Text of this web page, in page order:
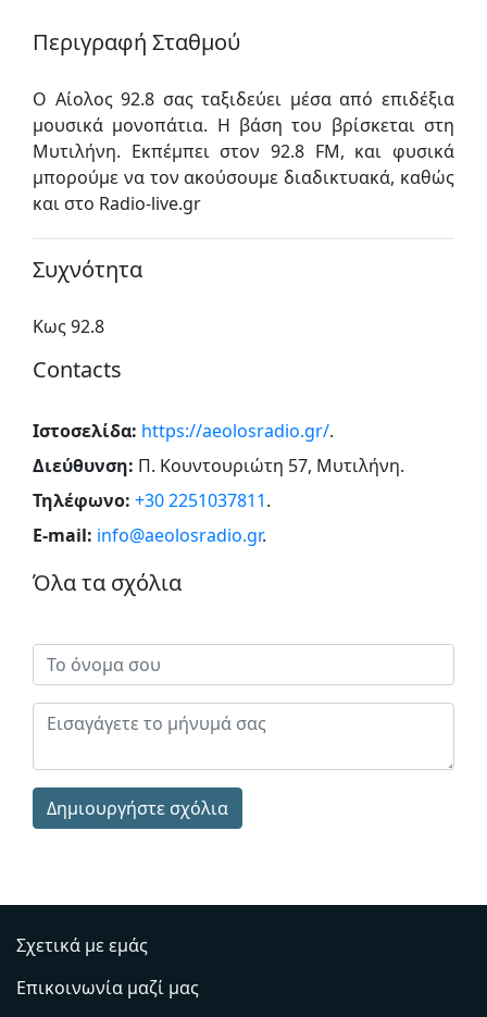
Περιγραφή Σταθμού
Ο Αίολος 92.8 σας ταξιδεύει μέσα από επιδέξια
μουσικά μονοπάτια. Η βάση του βρίσκεται στη
Μυτιλήνη. Εκπέμπει στον 92.8 FM, και φυσικά
μπορούμε να τον ακούσουμε διαδικτυακά, καθώς
και στο Radio-live.gr
Συχνότητα
Κως 92.8
Contacts
Ιστοσελίδα: https://aeolosradio.gr/.
Διεύθυνση: Π. Κουντουριώτη 57, Μυτιλήνη.
Τηλέφωνο: +30 2251037811.
E-mail: info@aeolosradio.gr.
Όλα τα σχόλια
Δημιουργήστε σχόλια
Σχετικά με εμάς
Επικοινωνία μαζί μας